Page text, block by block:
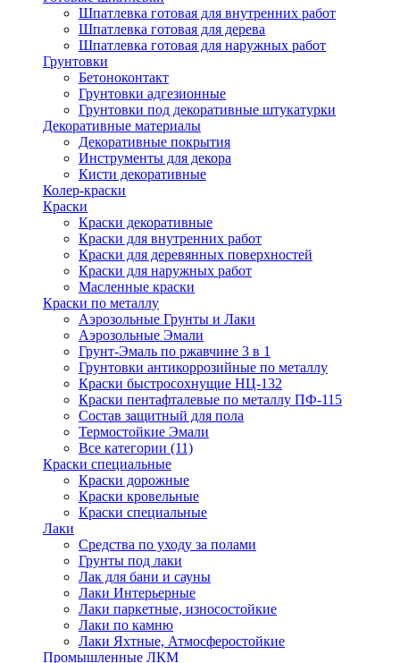
Шпатлевка готовая для внутренних работ
Шпатлевка готовая для дерева
Шпатлевка готовая для наружных работ
Грунтовки
Бетоноконтакт
Грунтовки адгезионные
Грунтовки под декоративные штукатурки
Декоративные материалы
Декоративные покрытия
Инструменты для декора
Кисти декоративные
Колер-краски
Краски
Краски декоративные
Краски для внутренних работ
Краски для деревянных поверхностей
Краски для наружных работ
Масленные краски
Краски по металлу
Аэрозольные Грунты и Лаки
Аэрозольные Эмали
Грунт-Эмаль по ржавчине 3 в 1
Грунтовки антикоррозийные по металлу
Краски быстросохнущие НЦ-132
Краски пентафталевые по металлу ПФ-115
Состав защитный для пола
Термостойкие Эмали
Все категории (11)
Краски специальные
Краски дорожные
Краски кровельные
Краски специальные
Лаки
Cредства по уходу за полами
Грунты под лаки
Лак для бани и сауны
Лаки Интерьерные
Лаки паркетные, износостойкие
Лаки по камню
Лаки Яхтные, Атмосферостойкие
Промышленные ЛКМ